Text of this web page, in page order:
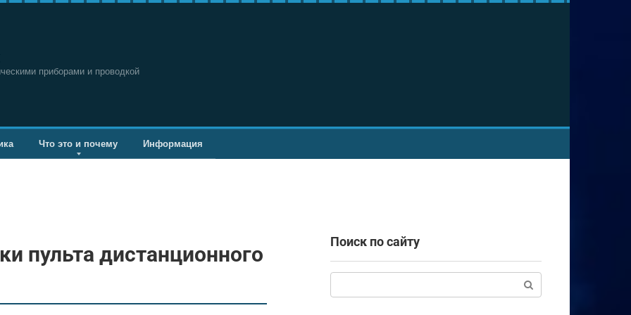
приборами и проводкой
Что это и почему Информация
пульта дистанционного
Поиск по сайту